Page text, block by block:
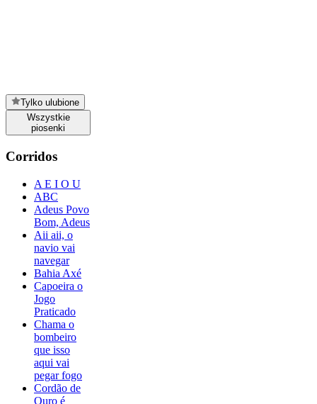
Tylko ulubione
Wszystkie
piosenki
Corridos
A E I O U
ABC
Adeus Povo
Bom, Adeus
Aii aii, o
navio vai
navegar
Bahia Axé
Capoeira o
Jogo
Praticado
Chama o
bombeiro
que isso
aqui vai
pegar fogo
Cordão de
Ouro é